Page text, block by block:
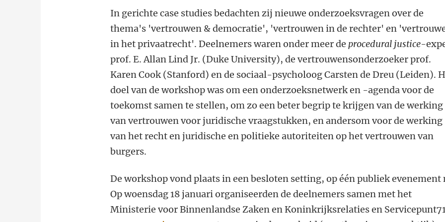
In gerichte case studies bedachten zij nieuwe onderzoeksvragen over de
thema's 'vertrouwen & democratie', 'vertrouwen in de rechter' en
in het privaatrecht'. Deelnemers waren onder meer de procedural justice-
prof. E. Allan Lind Jr. (Duke University), de vertrouwensonderzoeker prof.
Karen Cook (Stanford) en de sociaal-psycholoog Carsten de Dreu (Leiden).
doel van de workshop was om een onderzoeksnetwerk en -agenda voor de
toekomst samen te stellen, om zo een beter begrip te krijgen van de werking
van vertrouwen voor juridische vraagstukken, en andersom voor de werking
van het recht en juridische en politieke autoriteiten op het vertrouwen van
burgers.
De workshop vond plaats in een besloten setting, op één publiek evenement
Op woensdag 18 januari organiseerden de deelnemers samen met het
Ministerie voor Binnenlandse Zaken en Koninkrijksrelaties en